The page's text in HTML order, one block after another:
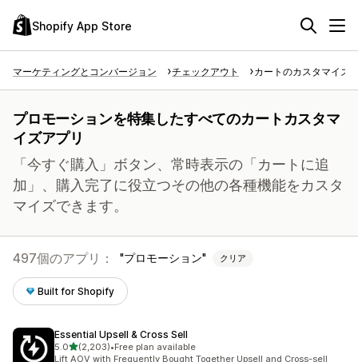
Shopify App Store
マーケティングとコンバージョン チェックアウト カートのカスタマイズ
プロモーションを特集したすべてのカートカスタマ
イズアプリ
「今すぐ購入」ボタン、常時表示の「カートに追
加」、購入完了に役立つその他の各種機能をカスタ
マイズできます。
497個のアプリ： プロモーション クリア
Built for Shopify
Essential Upsell & Cross Sell
5.05つ星中
(2,203)
合計レビュー数：2203件
•Free plan available
Lift AOV with Frequently Bought Together Upsell and Cross-sell